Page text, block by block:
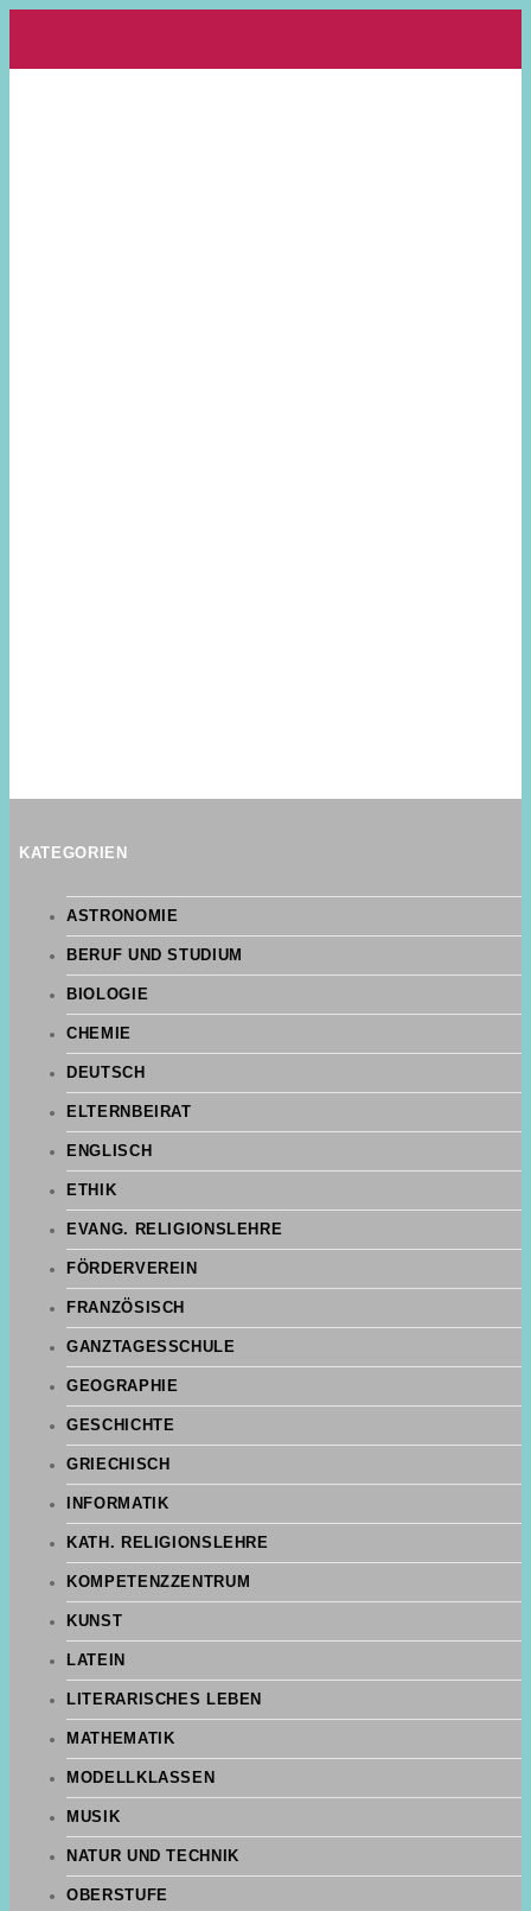
KATEGORIEN
ASTRONOMIE
BERUF UND STUDIUM
BIOLOGIE
CHEMIE
DEUTSCH
ELTERNBEIRAT
ENGLISCH
ETHIK
EVANG. RELIGIONSLEHRE
FÖRDERVEREIN
FRANZÖSISCH
GANZTAGESSCHULE
GEOGRAPHIE
GESCHICHTE
GRIECHISCH
INFORMATIK
KATH. RELIGIONSLEHRE
KOMPETENZZENTRUM
KUNST
LATEIN
LITERARISCHES LEBEN
MATHEMATIK
MODELLKLASSEN
MUSIK
NATUR UND TECHNIK
OBERSTUFE